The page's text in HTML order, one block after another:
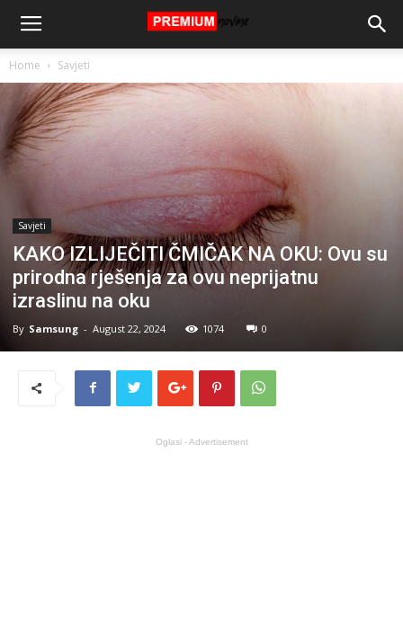
Home Savjeti
Savjeti
KAKO IZLIJEČITI ČMIČAK NA OKU: Ovu su
prirodna rješenja za ovu neprijatnu
izraslinu na oku
By Samsung - August 22, 2024 1074 0
Oglasi - Advertisement